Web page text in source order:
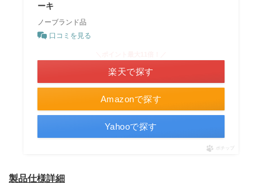
ーキ
ノーブランド品
口コミを見る
Amazonで探す
楽天で探す
Yahooで探す
ポチップ
製品仕様詳細